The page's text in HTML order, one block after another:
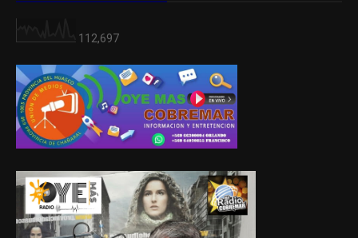
112,697